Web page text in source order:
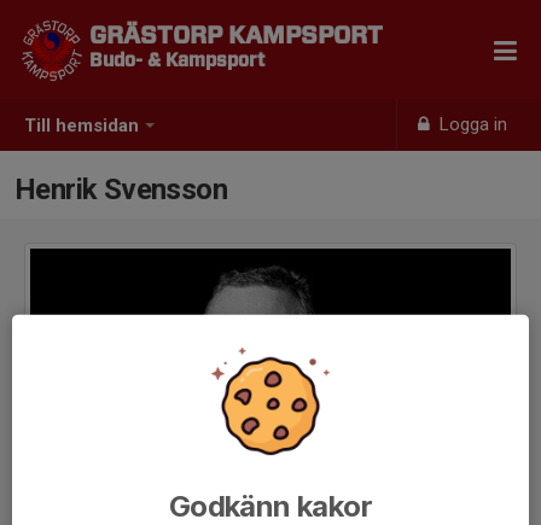
Till hemsidan Logga in
GRÄSTORP KAMPSPORT
Budo- & Kampsport
Henrik Svensson
Godkänn kakor